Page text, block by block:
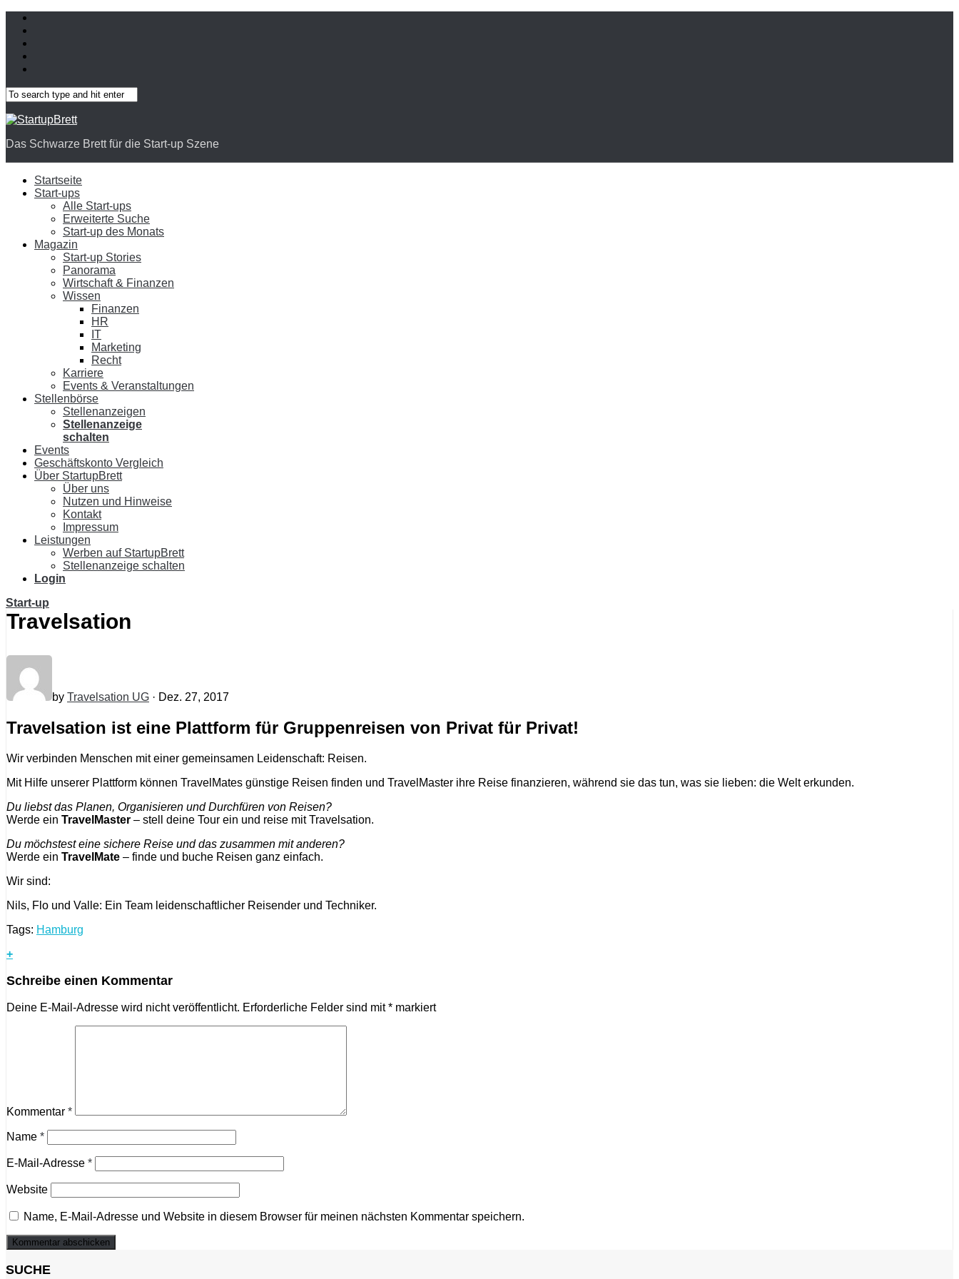
Das Schwarze Brett für die Start-up Szene
Startseite
Start-ups
Alle Start-ups
Erweiterte Suche
Start-up des Monats
Magazin
Start-up Stories
Panorama
Wirtschaft & Finanzen
Wissen
Finanzen
HR
IT
Marketing
Recht
Karriere
Events & Veranstaltungen
Stellenbörse
Stellenanzeigen
Stellenanzeige
schalten
Events
Geschäftskonto Vergleich
Über StartupBrett
Über uns
Nutzen und Hinweise
Kontakt
Impressum
Leistungen
Werben auf StartupBrett
Stellenanzeige schalten
Login
Start-up
Travelsation
by Travelsation UG · Dez. 27, 2017
Travelsation ist eine Plattform für Gruppenreisen von Privat für Privat!
Wir verbinden Menschen mit einer gemeinsamen Leidenschaft: Reisen.
Mit Hilfe unserer Plattform können TravelMates günstige Reisen finden und TravelMaster ihre Reise finanzieren, während sie das tun, was sie lieben: die Welt erkunden.
Du liebst das Planen, Organisieren und Durchfüren von Reisen?
Werde ein TravelMaster – stell deine Tour ein und reise mit Travelsation.
Du möchstest eine sichere Reise und das zusammen mit anderen?
Werde ein TravelMate – finde und buche Reisen ganz einfach.
Wir sind:
Nils, Flo und Valle: Ein Team leidenschaftlicher Reisender und Techniker.
Tags: Hamburg
+
Schreibe einen Kommentar
Deine E-Mail-Adresse wird nicht veröffentlicht. Erforderliche Felder sind mit* markiert
Kommentar *
Name *
E-Mail-Adresse *
Website
Name, E-Mail-Adresse und Website in diesem Browser für meinen nächsten Kommentar speichern.
SUCHE